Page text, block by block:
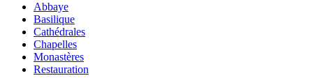
Abbaye
Basilique
Cathédrales
Chapelles
Monastères
Restauration